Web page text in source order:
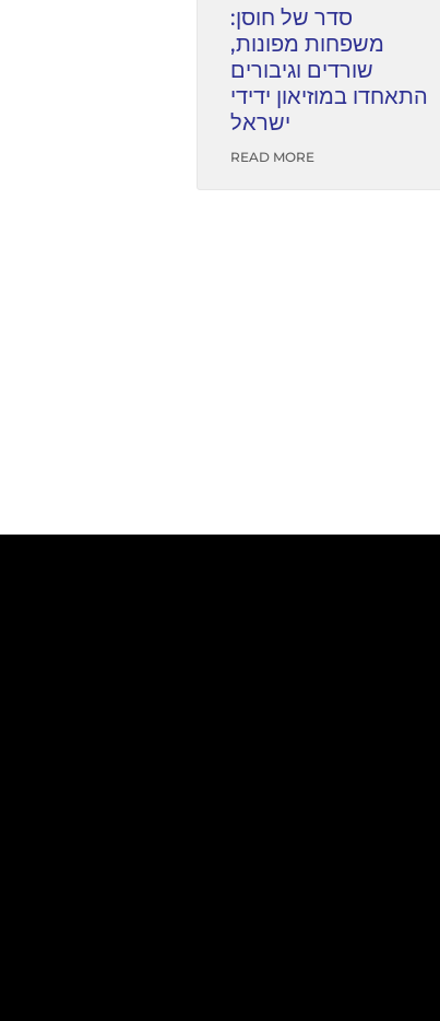
סדר של חוסן:
משפחות מפונות,
שורדים וגיבורים
התאחדו במוזיאון ידידי
ישראל
READ MORE